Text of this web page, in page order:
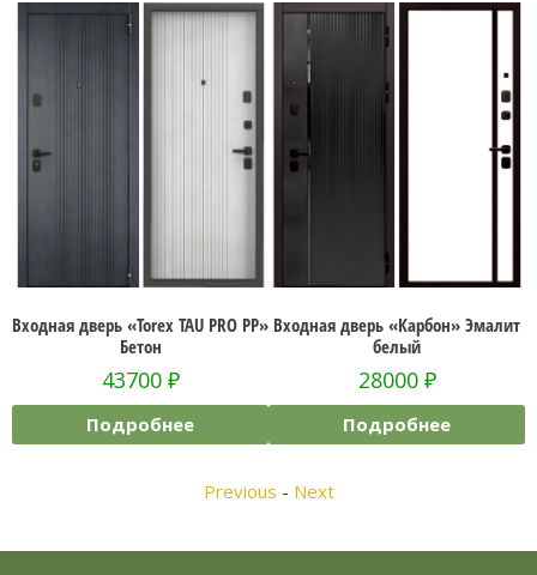
TAU PRO PP» Входная дверь «Карбон» Эмалит
Входная
Previous - Next